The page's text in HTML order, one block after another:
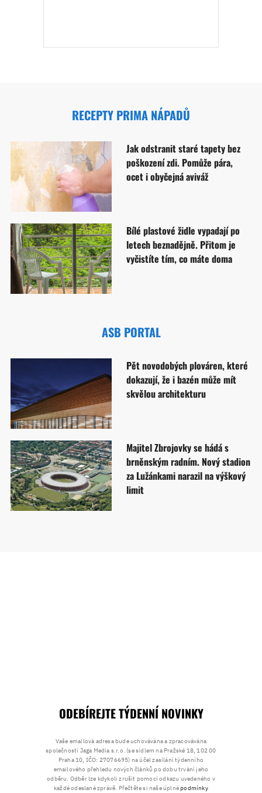
RECEPTY PRIMA NÁPADŮ
Jak odstranit staré tapety bez
poškození zdi. Pomůže pára,
ocet i obyčejná aviváž
Bílé plastové židle vypadají po
letech beznadějně. Přitom je
vyčistíte tím, co máte doma
ASB PORTAL
Pět novodobých plováren, které
dokazují, že i bazén může mít
skvělou architekturu
Majitel Zbrojovky se hádá s
brněnským radním. Nový stadion
za Lužánkami narazil na výškový
limit
ODEBÍREJTE TÝDENNÍ NOVINKY
Vaše emailová adresa bude uchovávána a zpracovávána
společností Jaga Media s.r.o. (se sídlem na Pražské 18, 102 00
Praha 10, IČO: 27076695) na účel zasílání týdenního
emailového přehledu nových článků po dobu trvání jeho
odběru. Odběr lze kdykoli zrušit pomocí odkazu uvedeného v
každé odeslané zprávě. Přečtěte si naše úplnépodmínky